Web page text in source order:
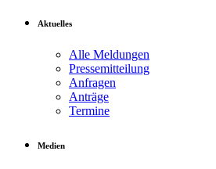
Aktuelles
Alle Meldungen
Pressemitteilung
Anfragen
Anträge
Termine
Medien